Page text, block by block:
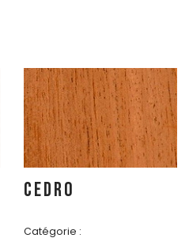
CEDRO
Catégorie :